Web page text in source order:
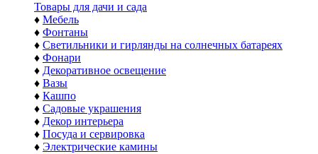
Товары для дачи и сада
♦ Мебель
♦ Фонтаны
♦ Светильники и гирлянды на солнечных батареях
♦ Фонари
♦ Декоративное освещение
♦ Вазы
♦ Кашпо
♦ Садовые украшения
♦ Декор интерьера
♦ Посуда и сервировка
♦ Электрические камины